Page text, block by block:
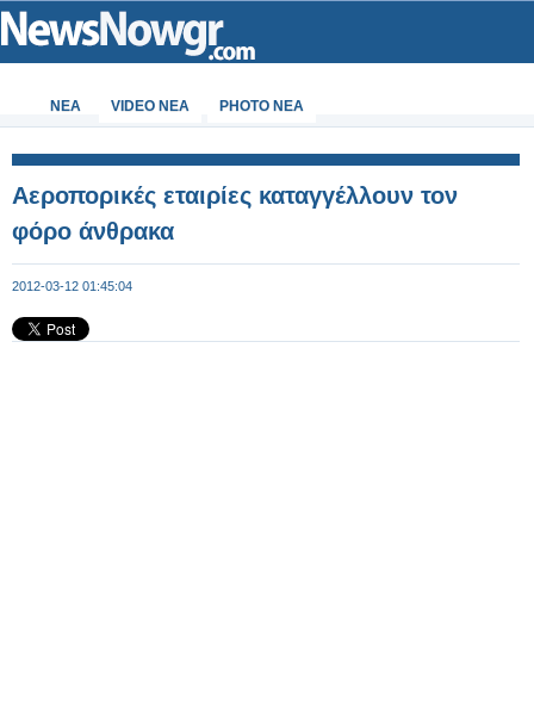
ΝΕΑ VIDEO NEA PHOTO NEA
Αεροπορικές εταιρίες καταγγέλλουν τον
φόρο άνθρακα
2012-03-12 01:45:04